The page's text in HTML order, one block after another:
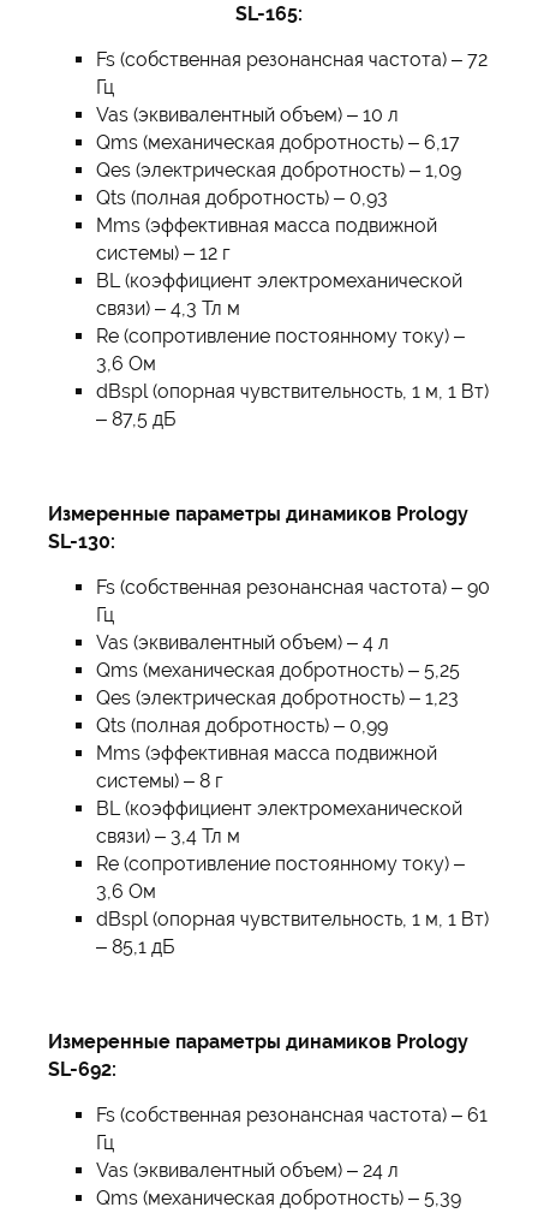
SL-165:
Fs (собственная резонансная частота) – 72
Гц
Vas (эквивалентный объем) – 10 л
Qms (механическая добротность) – 6,17
Qes (электрическая добротность) – 1,09
Qts (полная добротность) – 0,93
Mms (эффективная масса подвижной
системы) – 12 г
BL (коэффициент электромеханической
связи) – 4,3 Тл м
Re (сопротивление постоянному току) –
3,6 Ом
dBspl (опорная чувствительность, 1 м, 1 Вт)
– 87,5 дБ
Измеренные параметры динамиков Prology
SL-130:
Fs (собственная резонансная частота) – 90
Гц
Vas (эквивалентный объем) – 4 л
Qms (механическая добротность) – 5,25
Qes (электрическая добротность) – 1,23
Qts (полная добротность) – 0,99
Mms (эффективная масса подвижной
системы) – 8 г
BL (коэффициент электромеханической
связи) – 3,4 Тл м
Re (сопротивление постоянному току) –
3,6 Ом
dBspl (опорная чувствительность, 1 м, 1 Вт)
– 85,1 дБ
Измеренные параметры динамиков Prology
SL-692:
Fs (собственная резонансная частота) – 61
Гц
Vas (эквивалентный объем) – 24 л
Qms (механическая добротность) – 5,39